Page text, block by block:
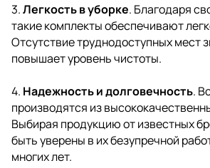
3.Легкость в уборке. Благодаря
такие комплекты обеспечивают
Отсутствие труднодоступных мест
повышает уровень чистоты.
4. Надежность и долговечность.
производятся из
Выбирая продукцию отизвестных
быть уверены в их безупречной
многих лет.